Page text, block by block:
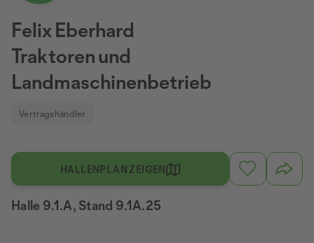
Felix Eberhard
Traktoren und
Landmaschinenbetrieb
Vertragshändler
HALLENPLAN ZEIGEN
Halle 9.1.A, Stand 9.1A.25